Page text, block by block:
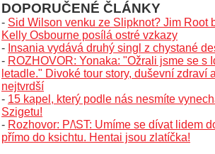
DOPORUČENÉ ČLÁNKY
- Sid Wilson venku ze Slipknot? Jim Root
Kelly Osbourne posílá ostré vzkazy
- Insania vydává druhý singl z chystané
- ROZHOVOR: Yonaka: "Ožrali jsme se s
letadle." Divoké tour story, duševní zdraví
nejtvrdší
- 15 kapel, který podle nás nesmíte
Szigetu!
- Rozhovor: P/\ST: Umíme se dívat lidem
přímo do ksichtu. Hentai jsou zlatíčka!